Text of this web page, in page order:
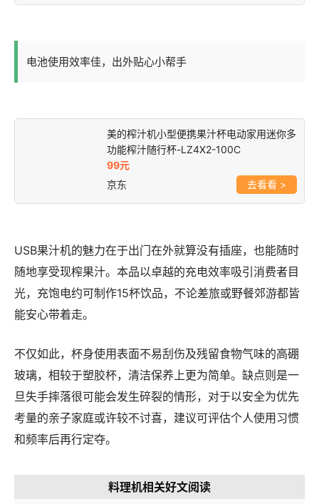
电池使用效率佳，出外贴心小帮手
美的榨汁机小型便携果汁杯电动家用迷你多
功能榨汁随行杯-LZ4X2-100C
99元
京东
>
USB果汁机的魅力在于出门在外就算没有插座，也能随时
随地享受现榨果汁。本品以卓越的充电效率吸引消费者目
光，充饱电约可制作15杯饮品，不论差旅或野餐郊游都皆
能安心带着走。
不仅如此，杯身使用表面不易刮伤及残留食物气味的高硼
玻璃，相较于塑胶杯，清洁保养上更为简单。缺点则是一
旦失手摔落很可能会发生碎裂的情形，对于以安全为优先
考量的亲子家庭或许较不讨喜，建议可评估个人使用习惯
和频率后再行定夺。
料理机相关好文阅读